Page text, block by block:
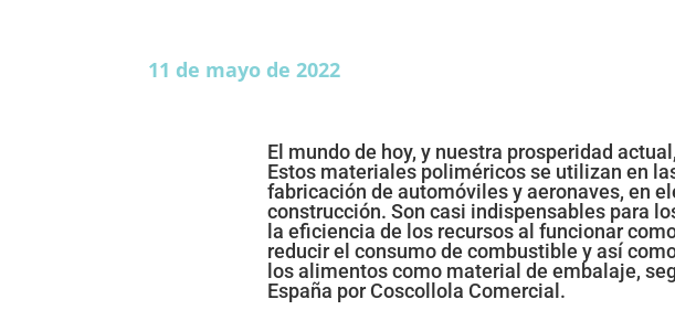
11 de mayo de 2022
El mundo de hoy, y nuestra prosperidad
Estos materiales poliméricos se utilizan en
fabricación de automóviles y aeronaves, en
construcción. Son casi indispensables para
la eficiencia de los recursos al funcionar
reducir el consumo de combustible y así
los alimentos como material de embalaje,
España porCoscollola Comercial.